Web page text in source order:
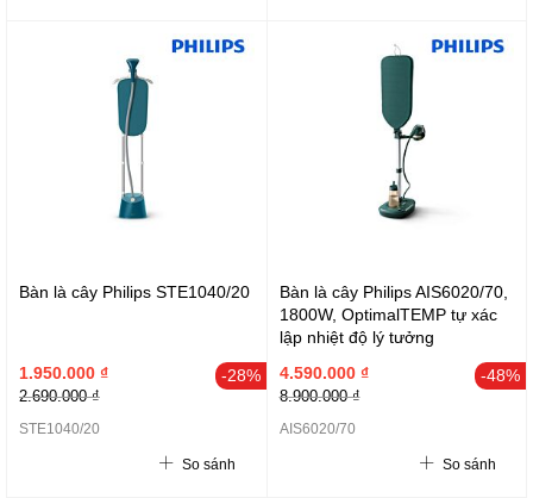
Bàn là cây Philips STE1040/20
-28%
1.950.000 ₫
2.690.000 ₫
STE1040/20
So sánh
Bàn là cây Philips AIS6020/70,
1800W, OptimalTEMP tự xác
lập nhiệt độ lý tưởng
-48%
4.590.000 ₫
8.900.000 ₫
AIS6020/70
So sánh